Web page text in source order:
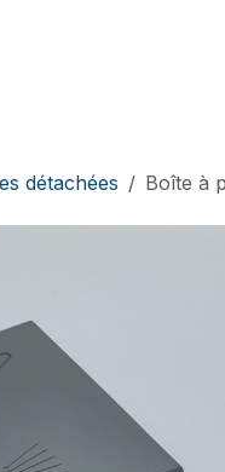
détachées Boîte à